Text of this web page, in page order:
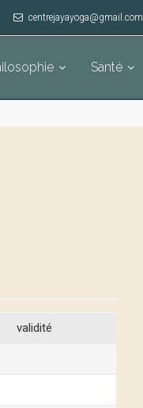
centrejayayoga@gmail.com
Santé
validité